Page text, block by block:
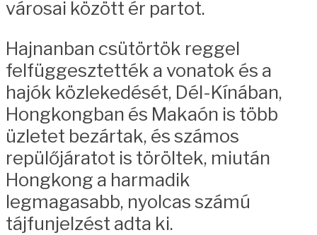
városai között ér partot.
Hajnanban csütörtök reggel
felfüggesztették a vonatok és a
hajók közlekedését, Dél-Kínában,
Hongkongban és Makaón is több
üzletet bezártak, és számos
repülőjáratot is töröltek, miután
Hongkong a harmadik
legmagasabb, nyolcas számú
tájfunjelzést adta ki.